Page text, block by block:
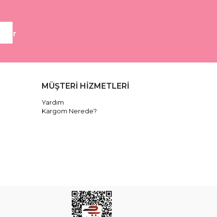
MÜŞTERİ HİZMETLERİ
Yardım
Kargom Nerede?